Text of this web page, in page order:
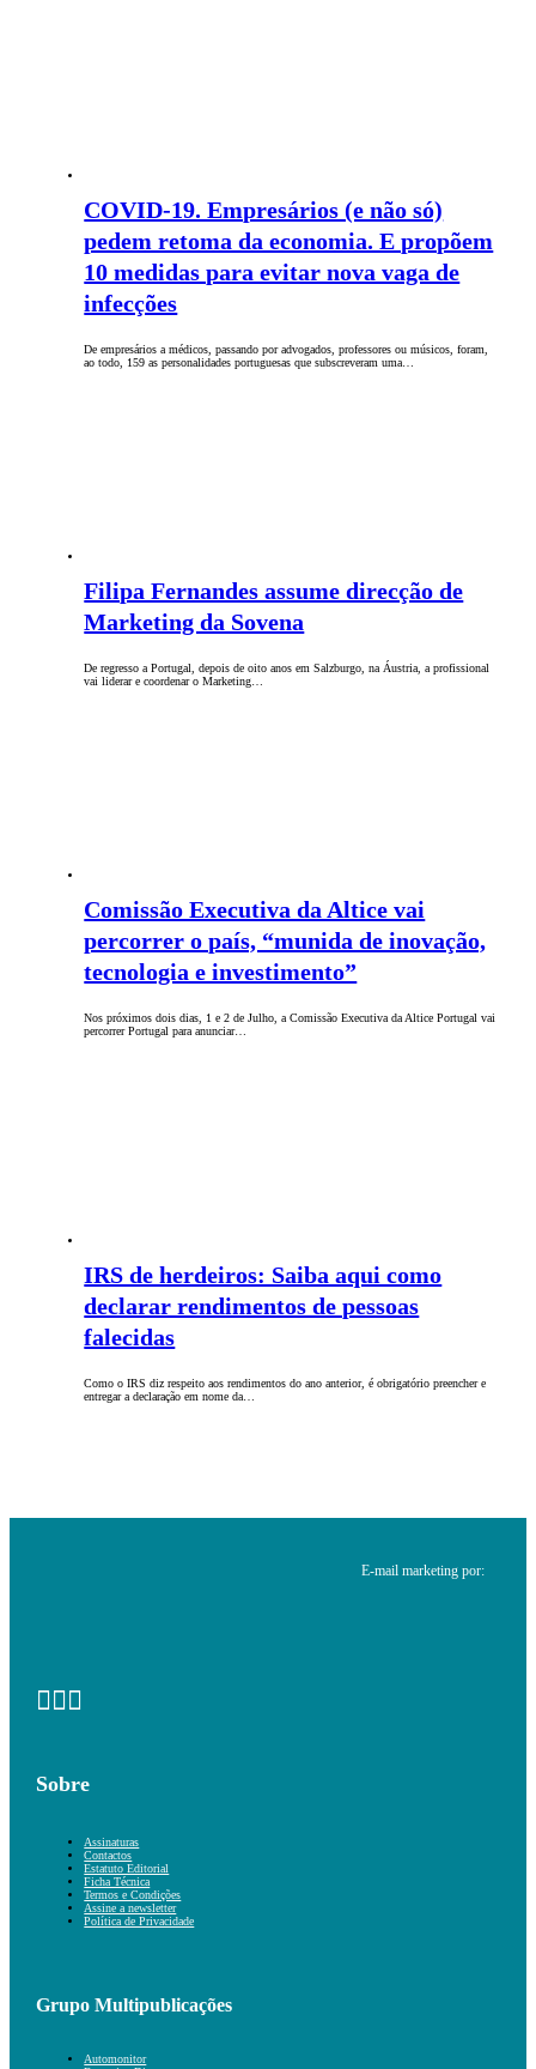
COVID-19. Empresários (e não só)
pedem retoma da economia. E propõem
10 medidas para evitar nova vaga de
infecções
De empresários a médicos, passando por advogados, professores ou músicos, foram,
ao todo, 159 as personalidades portuguesas que subscreveram uma…
Filipa Fernandes assume direcção de
Marketing da Sovena
De regresso a Portugal, depois de oito anos em Salzburgo, na Áustria, a profissional
vai liderar e coordenar o Marketing…
Comissão Executiva da Altice vai
percorrer o país, “munida de inovação,
tecnologia e investimento”
Nos próximos dois dias, 1 e 2 de Julho, a Comissão Executiva da Altice Portugal vai
percorrer Portugal para anunciar…
IRS de herdeiros: Saiba aqui como
declarar rendimentos de pessoas
falecidas
Como o IRS diz respeito aos rendimentos do ano anterior, é obrigatório preencher e
entregar a declaração em nome da…
E-mail marketing por:
Sobre
Assinaturas
Contactos
Estatuto Editorial
Ficha Técnica
Termos e Condições
Assine a newsletter
Política de Privacidade
Grupo Multipublicações
Automonitor